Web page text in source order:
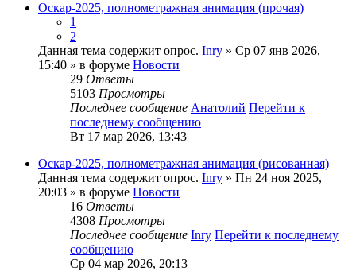
Оскар-2025, полнометражная анимация (прочая)
1
2
Данная тема содержит опрос. Inry » Ср 07 янв 2026,
15:40 » в форуме Новости
29 Ответы
5103 Просмотры
Последнее сообщение Анатолий Перейти к
последнему сообщению
Вт 17 мар 2026, 13:43
Оскар-2025, полнометражная анимация (рисованная)
Данная тема содержит опрос. Inry » Пн 24 ноя 2025,
20:03 » в форуме Новости
16 Ответы
4308 Просмотры
Последнее сообщение Inry Перейти к последнему
сообщению
Ср 04 мар 2026, 20:13